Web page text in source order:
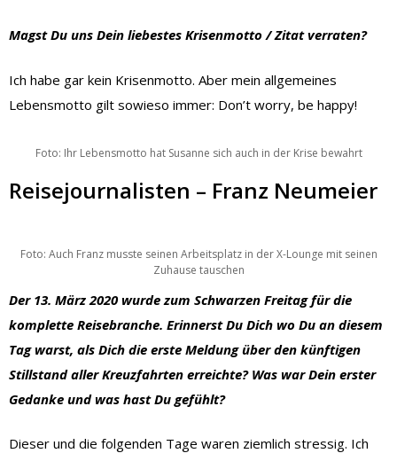
Magst Du uns Dein liebestes Krisenmotto / Zitat verraten?
Ich habe gar kein Krisenmotto. Aber mein allgemeines
Lebensmotto gilt sowieso immer: Don’t worry, be happy!
Foto: Ihr Lebensmotto hat Susanne sich auch in der Krise bewahrt
Reisejournalisten – Franz Neumeier
Foto: Auch Franz musste seinen Arbeitsplatz in der X-Lounge mit seinen
Zuhause tauschen
Der 13. März 2020 wurde zum Schwarzen Freitag für die
komplette Reisebranche. Erinnerst Du Dich wo Du an diesem
Tag warst, als Dich die erste Meldung über den künftigen
Stillstand aller Kreuzfahrten erreichte? Was war Dein erster
Gedanke und was hast Du gefühlt?
Dieser und die folgenden Tage waren ziemlich stressig. Ich